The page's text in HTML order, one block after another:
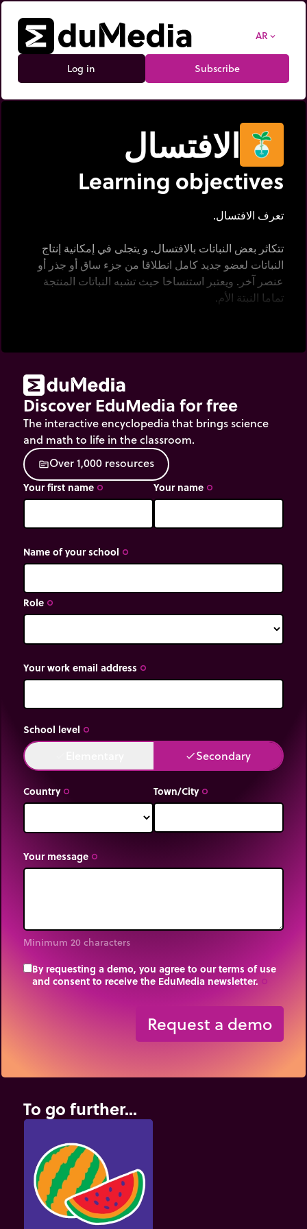
AR expand_more
Log in Subscribe
الافتسال
Learning objectives
تعرف الافتسال.
تتكاثر بعض النباتات بالافتسال. و يتجلى في إمكانية إنتاج
النباتات لعضو جديد كامل انطلاقا من جزء ساق أو جذر أو
عنصر آخر. ويعتبر استنساخا حيث تشبه النباتات المنتجة
تماما النبتة الأم.
Discover EduMedia for free
The interactive encyclopedia that brings science
and math to life in the classroom.
sourceOver1,000 resources
Your first name trip_origin Your name trip_origin
Name of your school trip_origin
Role trip_origin
Your work email address trip_origin
School level trip_origin
doneSecondary
Country trip_origin Town/City trip_origin
Your message trip_origin
Minimum 20 characters
By requesting a demo, you agree to our terms of use
and consent to receive the EduMedia newsletter.
Request a demo
To go further...